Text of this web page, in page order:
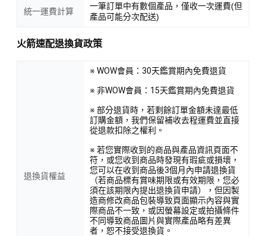
統一運費計算
一筆訂單中有數個產品，僅收一次運費(但
產品可能分次配送)
火箭速配退換貨政策
退換貨權益
※ WOW會員：30天鑑賞期內免費退貨
※ 非WOW會員：15天鑑賞期內免費退貨
※ 部分退貨時，若剩餘訂單金額未達最低
訂購金額，我們保留補收去程運費並直接
從退款扣除之權利。
※ 若您實際收到的商品與產品資訊頁面不
符，或您收到商品時發現有瑕疵或損壞，
您可以在收到商品後3個月內申請退換貨
（若商品標有賞味期限或有效期限，您必
須在該期限內提出退換貨申請），但因製
造商修改商品包裝導致頁面顯示內容與實
際商品不一致，或因螢幕設定或拍攝條件
不同導致商品圖片與實際產品略有差異
者，恕不接受退換貨。